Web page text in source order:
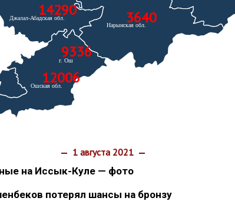
3640
14290
12006
9336
1 августа 2021
на Иссык-Куле — фото
потерял шансы на бронзу